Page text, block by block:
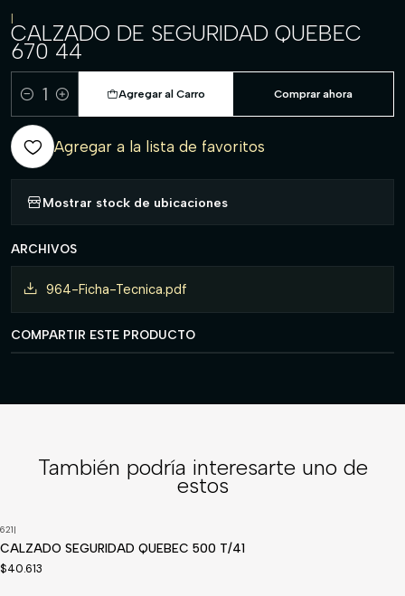
|
CALZADO DE SEGURIDAD QUEBEC
670 44
Cantidad
Agregar al Carro Comprar ahora
Agregar a la lista de favoritos
Mostrar stock de ubicaciones
ARCHIVOS
964-Ficha-Tecnica.pdf
COMPARTIR ESTE PRODUCTO
También podría interesarte uno de
estos
621|
CALZADO SEGURIDAD QUEBEC 500 T/41
$40.613